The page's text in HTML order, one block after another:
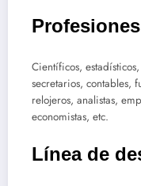
Científicos,
secretarios, contables,
relojeros, analistas,
economistas, etc.
Línea de